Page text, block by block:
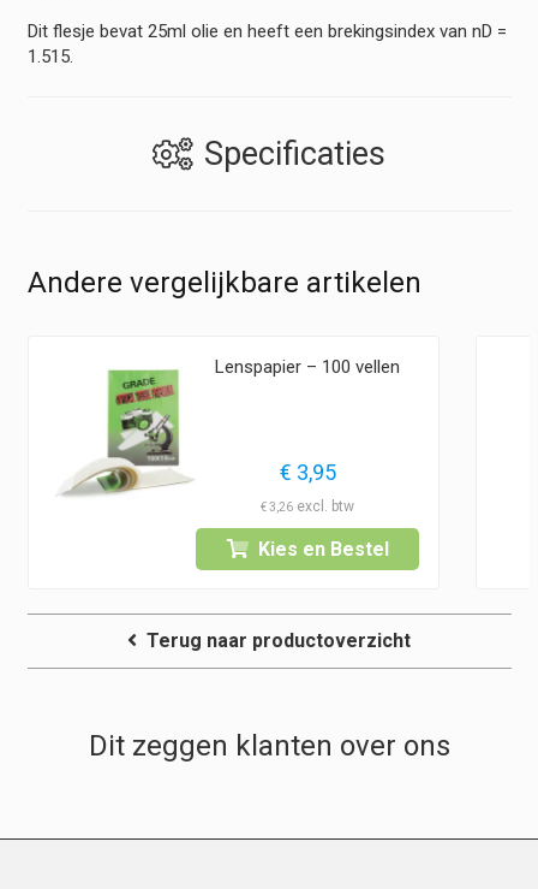
Dit flesje bevat 25ml olie en heeft een brekingsindex van nD =
1.515.
Specificaties
Andere vergelijkbare artikelen
Lenspapier – 100 vellen
€ 3,95
€3,26
Kies en Bestel
Terug naar productoverzicht
Dit zeggen klanten over ons